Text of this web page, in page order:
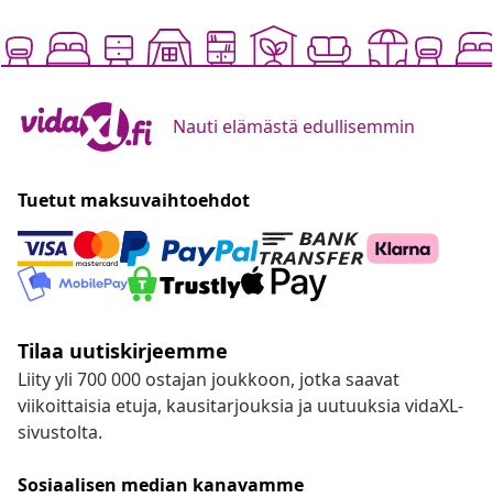
Nauti elämästä edullisemmin
Tuetut maksuvaihtoehdot
Tilaa uutiskirjeemme
Liity yli 700 000 ostajan joukkoon, jotka saavat
viikoittaisia etuja, kausitarjouksia ja uutuuksia vidaXL-
sivustolta.
Sosiaalisen median kanavamme